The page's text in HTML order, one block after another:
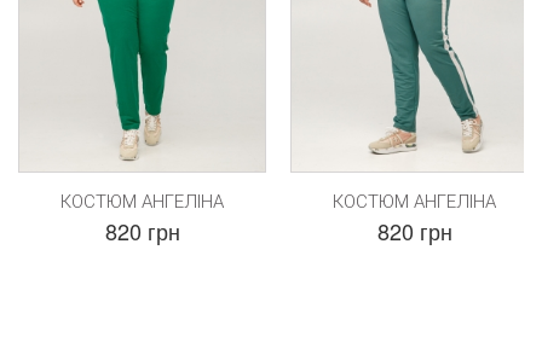
КОСТЮМ АНГЕЛІНА
820 грн
КОСТЮМ АНГЕЛІНА
820 грн